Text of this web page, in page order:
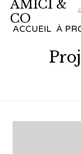
AMICI &
CO
ACCUEIL À